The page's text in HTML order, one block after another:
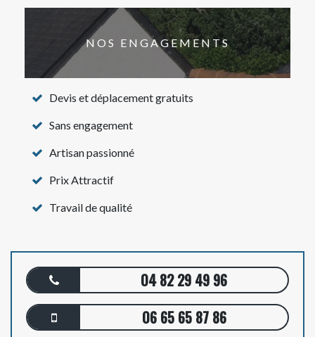
NOS ENGAGEMENTS
Devis et déplacement gratuits
Sans engagement
Artisan passionné
Prix Attractif
Travail de qualité
04 82 29 49 96
06 65 65 87 86